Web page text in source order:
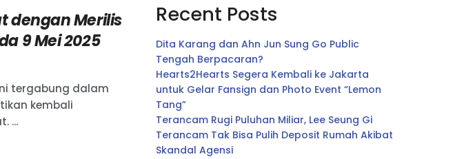
dengan Merilis
9 Mei 2025
tergabung dalam
kembali
...
Recent Posts
Dita Karang dan Ahn Jun Sung Go Public
Tengah Berpacaran?
Hearts2Hearts Segera Kembali ke Jakarta
untuk Gelar Fansign dan Photo Event “Lemon
Tang”
Terancam Rugi Puluhan Miliar, Lee Seung Gi
Terancam Tak Bisa Pulih Deposit Rumah Akibat
Skandal Agensi